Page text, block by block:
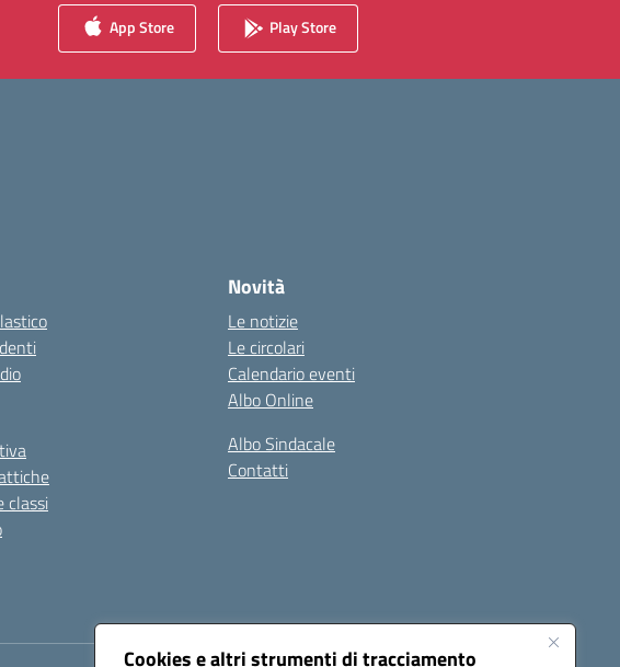
Cookies e altri strumenti di tracciamento
App Store Play Store
classi
Novità
Le notizie
Le circolari
Calendario eventi
Albo Online
Albo Sindacale
Contatti